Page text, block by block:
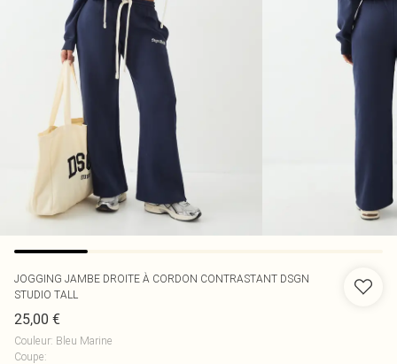
JOGGING JAMBE DROITE À CORDON CONTRASTANT DSGN
STUDIO TALL
25,00 €
Couleur: Bleu Marine
Coupe: